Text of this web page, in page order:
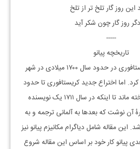
این روز گار تلخ تر از تلخ
دگر روز گار چون شکر آید
-----
تاریخچه پیانو
پیانو را بارتولومئو کریستافوری در حدود سال ۱۷۰۰ میلادی در شهر
کرد. اما اختراع جدید کریستافوری تا حدود
یک دهه تقریباً ناشناخته ماند تا اینکه در سال ۱۷۱۱ یک نویسنده
آن نوشت که بعدها به آلمانی ترجمه و به
مقاله شامل دیاگرام مکانیزم پیانو نیز
پیانو کار خود بر اساس این مقاله شروع